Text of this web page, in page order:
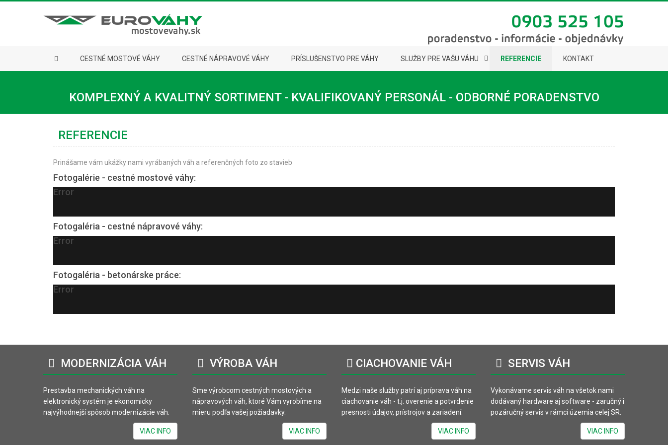
CESTNÉ MOSTOVÉ VÁHY CESTNÉ NÁPRAVOVÉ VÁHY PRÍSLUŠENSTVO PRE VÁHY SLUŽBY PRE VAŠU VÁHU REFERENCIE KONTAKT
KOMPLEXNÝ A KVALITNÝ SORTIMENT - KVALIFIKOVANÝ PERSONÁL - ODBORNÉ PORADENSTVO
REFERENCIE
Prinášame vám ukážky nami vyrábaných váh a referenčných foto zo stavieb
Fotogalérie - cestné mostové váhy:
Error
Fotogaléria - cestné nápravové váhy:
Error
Fotogaléria - betonárske práce:
Error
MODERNIZÁCIA VÁH
Prestavba mechanických váh na
elektronický systém je ekonomicky
najvýhodnejší spôsob modernizácie váh.
VIAC INFO
VÝROBA VÁH
Sme výrobcom cestných mostových a
nápravových váh, ktoré Vám vyrobíme na
mieru podľa vašej požiadavky.
VIAC INFO
CIACHOVANIE VÁH
Medzi naše služby patrí aj príprava váh na
ciachovanie váh - t.j. overenie a potvrdenie
presnosti údajov, prístrojov a zariadení.
VIAC INFO
SERVIS VÁH
Vykonávame servis váh na všetok nami
dodávaný hardware aj software - zaručný i
pozáručný servis v rámci územia celej SR.
VIAC INFO